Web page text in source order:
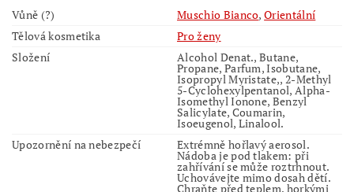
Vůně (?) Muschio Bianco,Orientální
Tělová kosmetika
Pro ženy
Složení
Alcohol Denat., Butane,
Propane, Parfum, Isobutane,
Isopropyl Myristate,, 2-Methyl
5-Cyclohexylpentanol, Alpha-
Isomethyl Ionone, Benzyl
Salicylate, Coumarin,
Isoeugenol, Linalool.
Upozornění na nebezpečí
Extrémně hořlavý aerosol.
Nádoba je pod tlakem: při
zahřívání se může roztrhnout.
Uchovávejte mimo dosah dětí.
Chraňte před teplem, horkými